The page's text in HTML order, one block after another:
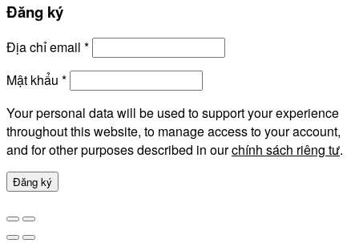
Đăng ký
Địa chỉ email *
Mật khẩu *
Your personal data will be used to support your experience
throughout this website, to manage access to your account,
and for other purposes described in ourchính sách riêng tư.
Đăng ký